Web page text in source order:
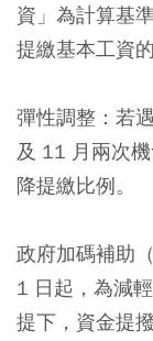
資」為計算基
提繳基本工資
彈性調整：若
及 11 月兩次
降提繳比例。
政府加碼補助
1 日起，為減
提下，資金提